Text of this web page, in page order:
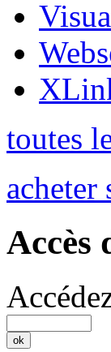
toutes
acheter
Accès